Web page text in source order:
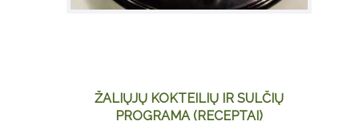
ŽALIŲJŲ KOKTEILIŲ IR SULČIŲ
PROGRAMA (RECEPTAI)